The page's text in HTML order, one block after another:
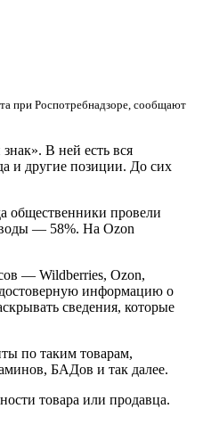
при Роспотребнадзоре, сообщают
В ней есть вся
и другие позиции. До сих
общественники провели
воды — 58%. На Ozon
— Wildberries, Ozon,
информацию о
сведения, которые
по таким товарам,
БАДов и так далее.
товара или продавца.